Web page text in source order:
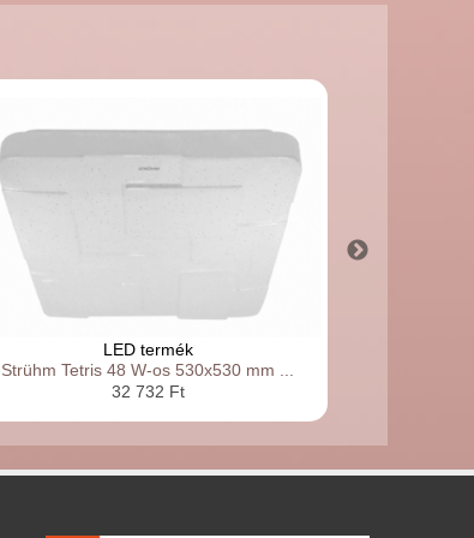
LED termék
Strühm Tetris 48 W-os 530x530 mm ...
32 732 Ft